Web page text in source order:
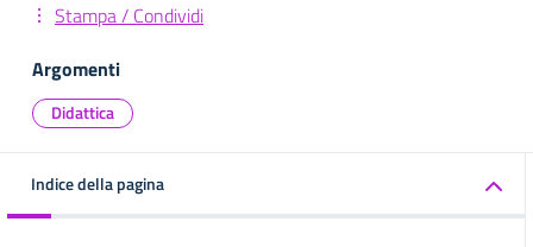
Stampa / Condividi
Argomenti
Didattica
Indice della pagina